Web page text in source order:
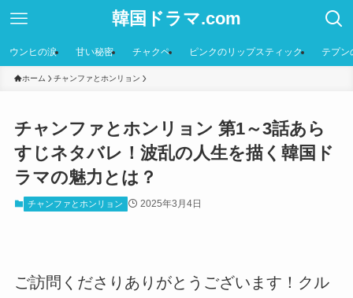
韓国ドラマ.com
ウンヒの涙 甘い秘密 チャクペ ピンクのリップスティック テプン
ホーム チャンファとホンリョン
チャンファとホンリョン 第1～3話あら
すじネタバレ！波乱の人生を描く韓国ド
ラマの魅力とは？
チャンファとホンリョン 2025年3月4日
ご訪問くださりありがとうございます！クル